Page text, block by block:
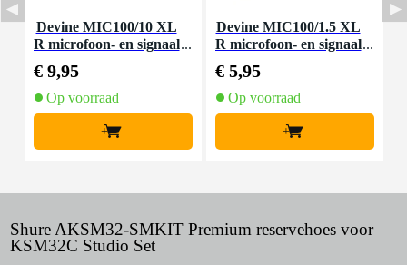
Devine MIC100/10 XL
R microfoon- en signaal
€ 9,95
Op voorraad
+
Devine MIC100/1.5 XL
R microfoon- en signaal
€ 5,95
Op voorraad
+
Shure AKSM32-SMKIT Premium reservehoes voor
KSM32C Studio Set